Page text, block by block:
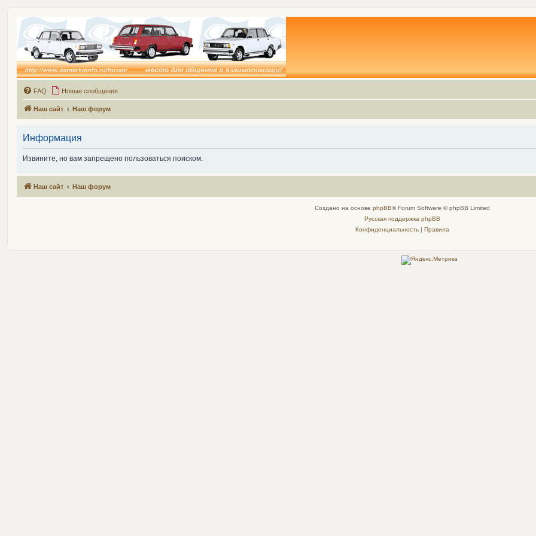
FAQ Новые сообщения
Наш сайт Наш форум
Информация
Извините, но вам запрещено пользоваться поиском.
Наш сайт Наш форум
Создано на основе phpBB® Forum Software © phpBB Limited
Русская поддержка phpBB
Конфиденциальность| Правила